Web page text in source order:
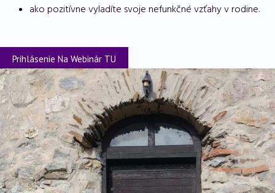
ako pozitívne vyladíte svoje nefunkčné vzťahy v rodine.
Prihlásenie Na Webinár TU